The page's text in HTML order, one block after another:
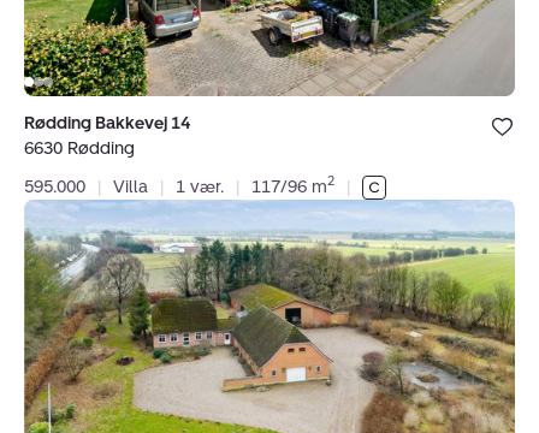
Bolig er
under dine
Rødding Bakkevej 14
6630 Rødding
595.000
| Villa | 1 vær. | 117/96 m2 |
Villa:
Jeskærvej
1,
Øster
Lindet,
6630
Rødding